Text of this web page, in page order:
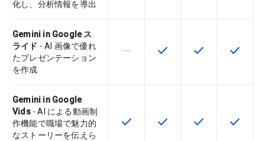
化し、分析情報を導出
Gemini in Google ス
ライド - AI 画像で優れ
たプレゼンテーション
を作成
この機能は該当の SKU でサポー
horizontal_rule この機能は該当の SKU
check この機能は該当
check この機
check
Gemini in Google
Vids- AI による動画制
作機能で職場で魅力的
なストーリーを伝えら
この機能は該当の SKU で利用で
check この機能は該当の SKU
check この機能は該当
check この機
check